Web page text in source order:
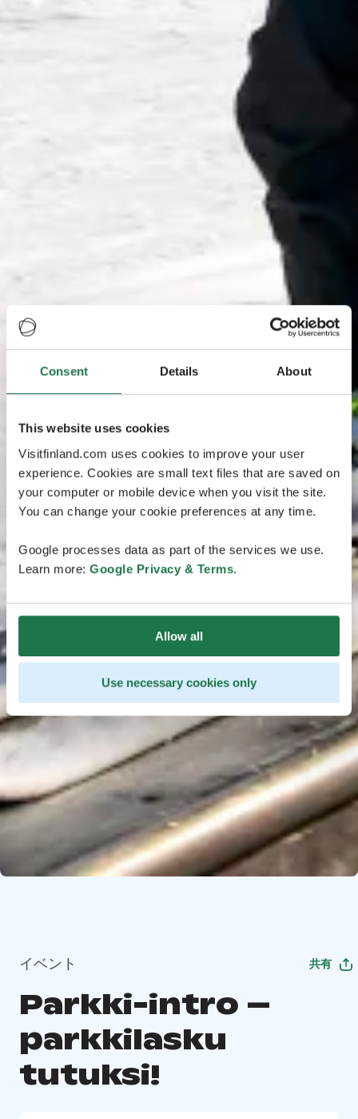
Consent Details About
This website uses cookies
Visitfinland.com uses cookies to improve your user
experience. Cookies are small text files that are saved on
your computer or mobile device when you visit the site.
You can change your cookie preferences at any time.
Google processes data as part of the services we use.
Learn more: Google Privacy & Terms.
Allow all
Use necessary cookies only
イベント 共有
Parkki-intro –
parkkilasku
tutuksi!